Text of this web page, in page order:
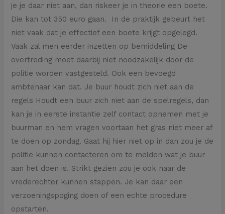
je je daar niet aan, dan riskeer je in theorie een boete.
Die kan tot 350 euro gaan. In de praktijk gebeurt het
niet vaak dat je effectief een boete krijgt opgelegd.
Vaak zal men eerder inzetten op bemiddeling De
overtreding moet daarbij niet noodzakelijk door de
politie worden vastgesteld. Ook een bevoegd
ambtenaar kan dat. Je buur houdt zich niet aan de
regels Houdt een buur zich niet aan de spelregels, dan
kan je in eerste instantie zelf contact opnemen met je
buurman en hem vragen voortaan het gras niet meer af
te doen op zondag. Gaat hij hier niet op in dan zou je de
politie kunnen contacteren om te melden wat je buur
aan het doen is. Strikt gezien zou je ook naar de
vrederechter kunnen stappen. Je kan daar een
verzoeningspoging doen of een echte procedure
opstarten.